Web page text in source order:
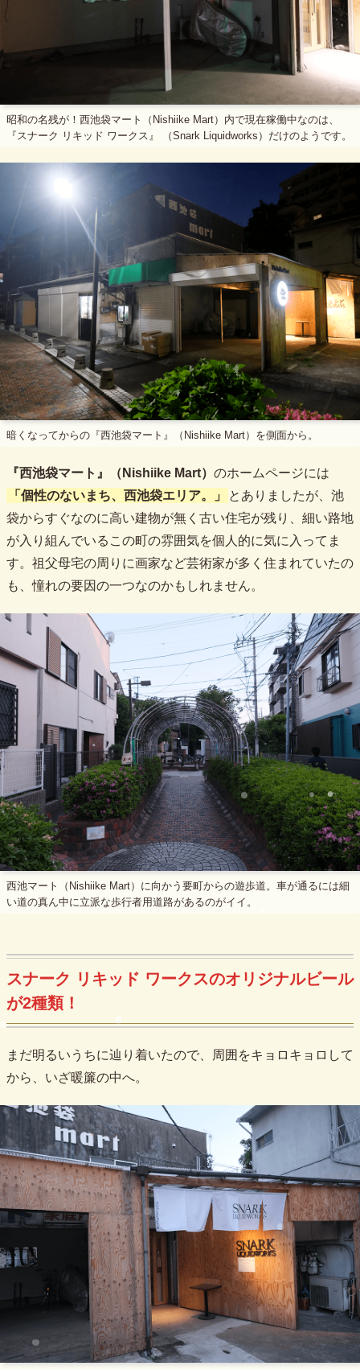
昭和の名残が！西池袋マート（Nishiike Mart）内で現在稼働中なのは、
『スナーク リキッド ワークス』 （Snark Liquidworks）だけのようです。
暗くなってからの『西池袋マート』（Nishiike Mart）を側面から。
『西池袋マート』（Nishiike Mart） のホームページには
「個性のないまち、西池袋エリア。」
とありましたが、池
袋からすぐなのに高い建物が無く古い住宅が残り、細い路地
が入り組んでいるこの町の雰囲気を個人的に気に入ってま
す。祖父母宅の周りに画家など芸術家が多く住まれていたの
も、憧れの要因の一つなのかもしれません。
西池マート（Nishiike Mart）に向かう要町からの遊歩道。車が通るには細
い道の真ん中に立派な歩行者用道路があるのがイイ。
スナーク リキッド ワークスのオリジナルビール
が2種類！
まだ明るいうちに辿り着いたので、周囲をキョロキョロして
から、いざ暖簾の中へ。